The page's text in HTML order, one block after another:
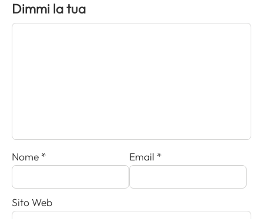
Dimmi la tua
Nome * Email *
Sito Web